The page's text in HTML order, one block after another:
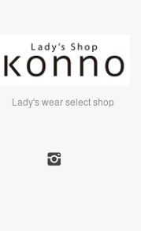
Lady's wear select shop